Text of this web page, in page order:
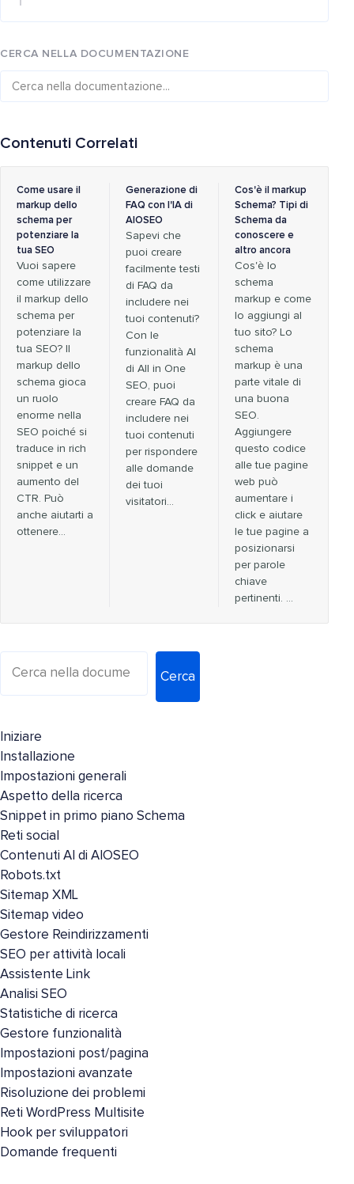
CERCA NELLA DOCUMENTAZIONE
Contenuti Correlati
Come usare il
markup dello
schema per
potenziare la
tua SEO
Vuoi sapere
come utilizzare
il markup dello
schema per
potenziare la
tua SEO? Il
markup dello
schema gioca
un ruolo
enorme nella
SEO poiché si
traduce in rich
snippet e un
aumento del
CTR. Può
anche aiutarti a
ottenere...
Generazione di
FAQ con l'IA di
AIOSEO
Sapevi che
puoi creare
facilmente testi
di FAQ da
includere nei
tuoi contenuti?
Con le
funzionalità AI
di All in One
SEO, puoi
creare FAQ da
includere nei
tuoi contenuti
per rispondere
alle domande
dei tuoi
visitatori…
Cos'è il markup
Schema? Tipi di
Schema da
conoscere e
altro ancora
Cos'è lo
schema
markup e come
lo aggiungi al
tuo sito? Lo
schema
markup è una
parte vitale di
una buona
SEO.
Aggiungere
questo codice
alle tue pagine
web può
aumentare i
click e aiutare
le tue pagine a
posizionarsi
per parole
chiave
pertinenti. …
Cerca
Iniziare
Installazione
Impostazioni generali
Aspetto della ricerca
Snippet in primo piano Schema
Reti social
Contenuti AI di AIOSEO
Robots.txt
Sitemap XML
Sitemap video
Gestore Reindirizzamenti
SEO per attività locali
Assistente Link
Analisi SEO
Statistiche di ricerca
Gestore funzionalità
Impostazioni post/pagina
Impostazioni avanzate
Risoluzione dei problemi
Reti WordPress Multisite
Hook per sviluppatori
Domande frequenti